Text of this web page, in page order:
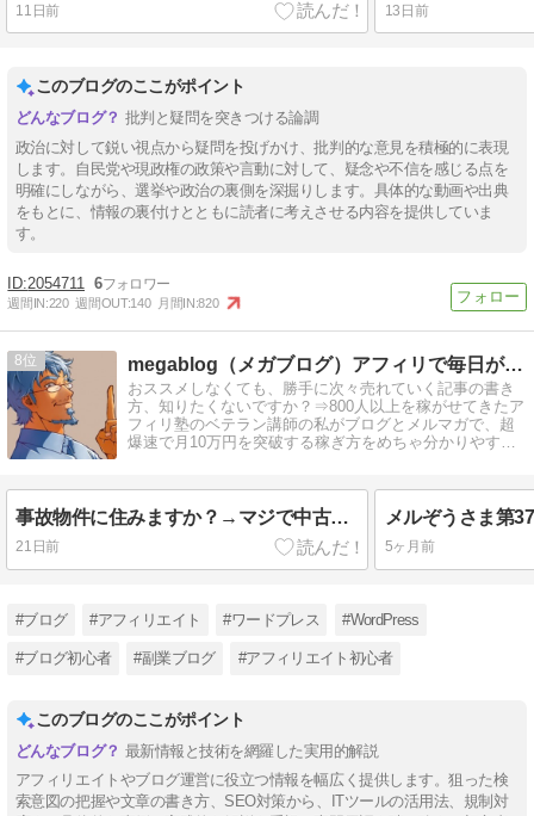
11日前 13日前
このブログのここがポイント
批判と疑問を突きつける論調
政治に対して鋭い視点から疑問を投げかけ、批判的な意見を積極的に表現
します。自民党や現政権の政策や言動に対して、疑念や不信を感じる点を
明確にしながら、選挙や政治の裏側を深掘りします。具体的な動画や出典
をもとに、情報の裏付けとともに読者に考えさせる内容を提供していま
す。
2054711 6
週間IN:220 週間OUT:140 月間IN:820
8 megablog（メガブログ）アフィリで毎日が給料日に！
おススメしなくても、勝手に次々売れていく記事の書き
方、知りたくないですか？⇒800人以上を稼がせてきたア
フィリ塾のベテラン講師の私がブログとメルマガで、超
爆速で月10万円を突破する稼ぎ方をめちゃ分かりやすく
事故物件に住みますか？→マジで中古ドメインとか、やめなよ！
21日前 5ヶ月前
#ブログ #アフィリエイト #ワードプレス #WordPress
#ブログ初心者 #副業ブログ #アフィリエイト初心者
このブログのここがポイント
最新情報と技術を網羅した実用的解説
アフィリエイトやブログ運営に役立つ情報を幅広く提供します。狙った検
索意図の把握や文章の書き方、SEO対策から、ITツールの活用法、規制対